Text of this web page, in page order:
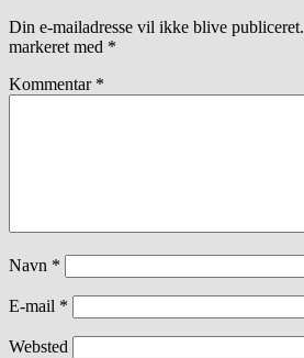
Din e-mailadresse vil ikke blive publiceret.
markeret med *
Kommentar *
Navn *
E-mail *
Websted